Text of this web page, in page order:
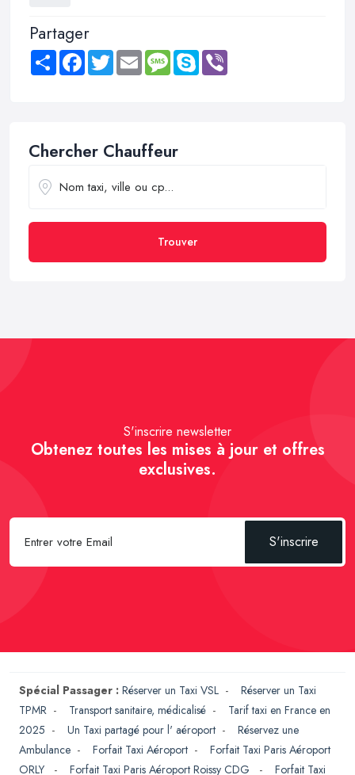
Partager
Share FacebookTwitter Email MessageSkype
Chercher Chauffeur
Trouver
S'inscrire newsletter
Obtenez toutes les mises à jour et offres
exclusives.
S'inscrire
Spécial Passager : Réserver un Taxi VSL - Réserver un Taxi
TPMR - Transport sanitaire, médicalisé - Tarif taxi en France en
2025 - Un Taxi partagé pour l' aéroport - Réservez une
Ambulance - Forfait Taxi Aéroport - Forfait Taxi Paris Aéroport
ORLY
- Forfait Taxi Paris Aéroport Roissy CDG - Forfait Taxi